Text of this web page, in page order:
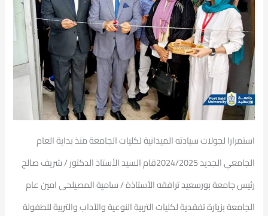
استمرارا لجولات سيادته الميدانية لكليات الجامعة منذ بداية العام
الجامعي الجديد 2024/2025قام السيد الأستاذ الدكتور / شريف صالح
رئيس جامعة بورسعيد ترافقه الأستاذة / سامية المصيلحى امين عام
الجامعة بزيارة تفقدية لكليات التربية النوعية والآداب والتربية للطفولة